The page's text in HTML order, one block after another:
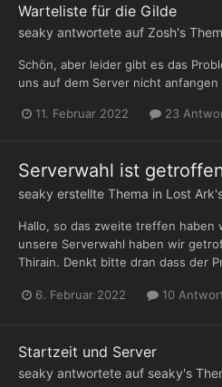
Warteliste für die Gilde
seaky antwortete auf Zosh's
Schön, aber leider gibt es das
uns auf dem Server nicht anfangen
11. Februar 2022 23
Serverwahl ist
seaky erstellte Thema in Lost
Hallo, so das zweite treffen haben
unsere Serverwahl haben wir
Thirain. Denkt bitte dran dass der
6. Februar 2022 10
Startzeit und Server
seaky antwortete auf seaky's